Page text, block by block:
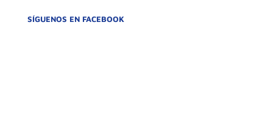
SÍGUENOS EN FACEBOOK